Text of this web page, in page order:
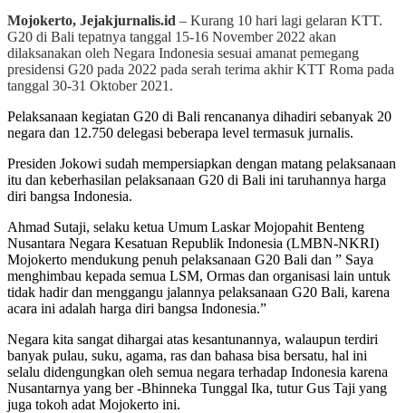
Mojokerto, Jejakjurnalis.id – Kurang 10 hari lagi gelaran KTT.
G20 di Bali tepatnya tanggal 15-16 November 2022 akan
dilaksanakan oleh Negara Indonesia sesuai amanat pemegang
presidensi G20 pada 2022 pada serah terima akhir KTT Roma pada
tanggal 30-31 Oktober 2021.
Pelaksanaan kegiatan G20 di Bali rencananya dihadiri sebanyak 20
negara dan 12.750 delegasi beberapa level termasuk jurnalis.
Presiden Jokowi sudah mempersiapkan dengan matang pelaksanaan
itu dan keberhasilan pelaksanaan G20 di Bali ini taruhannya harga
diri bangsa Indonesia.
Ahmad Sutaji, selaku ketua Umum Laskar Mojopahit Benteng
Nusantara Negara Kesatuan Republik Indonesia (LMBN-NKRI)
Mojokerto mendukung penuh pelaksanaan G20 Bali dan ” Saya
menghimbau kepada semua LSM, Ormas dan organisasi lain untuk
tidak hadir dan menggangu jalannya pelaksanaan G20 Bali, karena
acara ini adalah harga diri bangsa Indonesia.”
Negara kita sangat dihargai atas kesantunannya, walaupun terdiri
banyak pulau, suku, agama, ras dan bahasa bisa bersatu, hal ini
selalu didengungkan oleh semua negara terhadap Indonesia karena
Nusantarnya yang ber -Bhinneka Tunggal Ika, tutur Gus Taji yang
juga tokoh adat Mojokerto ini.